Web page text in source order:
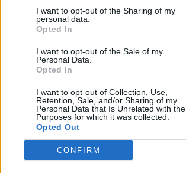
I want to opt-out of the Sharing of my
personal data.
Opted In
I want to opt-out of the Sale of my
Personal Data.
Opted In
I want to opt-out of Collection, Use,
Retention, Sale, and/or Sharing of my
Personal Data that Is Unrelated with the
Purposes for which it was collected.
Opted Out
CONFIRM